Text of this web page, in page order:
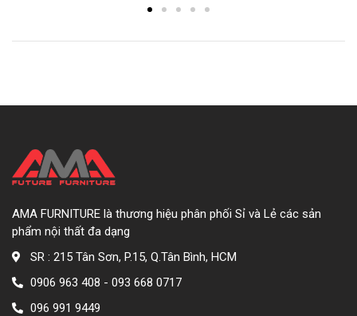
AMA FURNITURE là thương hiệu phân phối Sỉ và Lẻ các sản
phẩm nội thất đa dạng
SR : 215 Tân Sơn, P.15, Q.Tân Bình, HCM
0906 963 408 - 093 668 0717
096 991 9449